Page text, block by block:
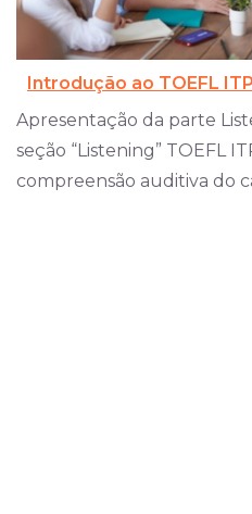
Introdução ao TOEFL
Apresentação da parte
seção “Listening” TOEFL
compreensão auditiva do